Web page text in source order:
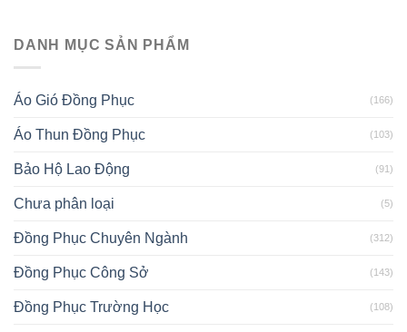
DANH MỤC SẢN PHẨM
Áo Gió Đồng Phục (166)
Áo Thun Đồng Phục (103)
Bảo Hộ Lao Động (91)
Chưa phân loại (5)
Đồng Phục Chuyên Ngành (312)
Đồng Phục Công Sở (143)
Đồng Phục Trường Học (108)